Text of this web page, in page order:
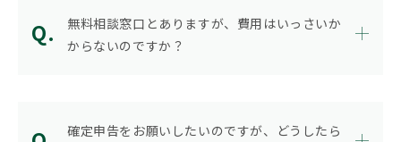
無料相談窓口とありますが、費用はいっさいか
からないのですか？
確定申告をお願いしたいのですが、どうしたら